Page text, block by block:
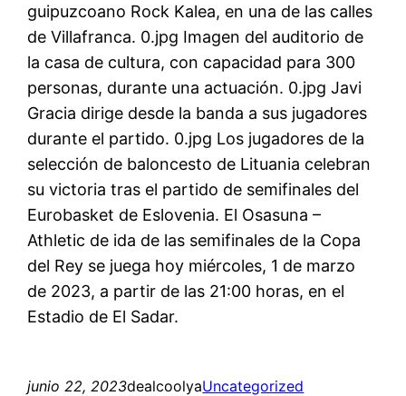
guipuzcoano Rock Kalea, en una de las calles
de Villafranca. 0.jpg Imagen del auditorio de
la casa de cultura, con capacidad para 300
personas, durante una actuación. 0.jpg Javi
Gracia dirige desde la banda a sus jugadores
durante el partido. 0.jpg Los jugadores de la
selección de baloncesto de Lituania celebran
su victoria tras el partido de semifinales del
Eurobasket de Eslovenia. El Osasuna –
Athletic de ida de las semifinales de la Copa
del Rey se juega hoy miércoles, 1 de marzo
de 2023, a partir de las 21:00 horas, en el
Estadio de El Sadar.
junio 22, 2023dealcoolyaUncategorized